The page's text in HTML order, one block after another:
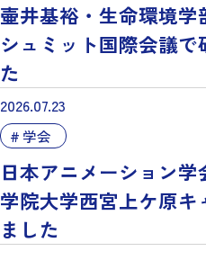
壷井基裕・生命環境学
シュミット国際会議で
た
2026.07.23
学会
日本アニメーション
学院大学西宮上ケ原
ました